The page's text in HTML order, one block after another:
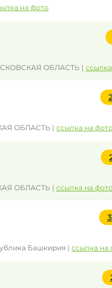
на фото
ОБЛАСТЬ |
ОБЛАСТЬ | ссылка на фото
ОБЛАСТЬ | ссылка на фото
Башкирия | ссылка на